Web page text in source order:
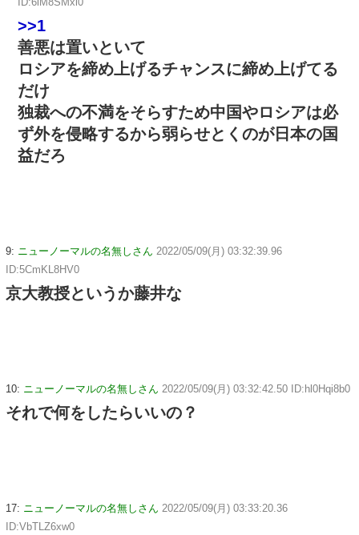
>>1
善悪は置いといて
ロシアを締め上げるチャンスに締め上げてる
だけ
独裁への不満をそらすため中国やロシアは必
ず外を侵略するから弱らせとくのが日本の国
益だろ
9: ニューノーマルの名無しさん 2022/05/09(月) 03:32:39.96
ID:5CmKL8HV0
京大教授というか藤井な
10: ニューノーマルの名無しさん 2022/05/09(月) 03:32:42.50 ID:hl0Hqi8b0
それで何をしたらいいの？
17: ニューノーマルの名無しさん 2022/05/09(月) 03:33:20.36
ID:VbTLZ6xw0